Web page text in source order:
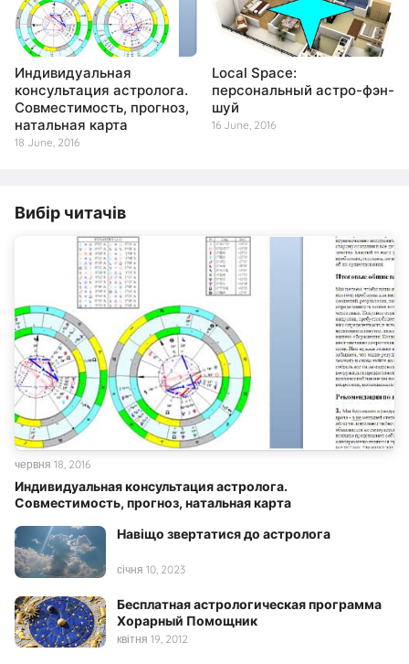
Индивидуальная
консультация астролога.
Совместимость, прогноз,
натальная карта
18 June, 2016
Local Space:
персональный астро-фэн-
шуй
16 June, 2016
Вибір читачів
Индивидуальная консультация астролога.
Совместимость, прогноз, натальная карта
червня 18, 2016
Навіщо звертатися до астролога
січня 10, 2023
Бесплатная астрологическая программа
Хорарный Помощник
квітня 19, 2012